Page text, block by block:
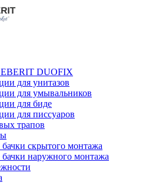
DUOFIX
для унитазов
для умывальников
для биде
для писсуаров
трапов
скрытого монтажа
наружного монтажа